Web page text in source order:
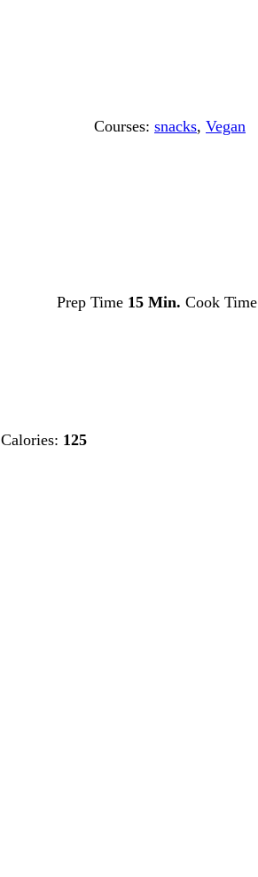
Courses: snacks, Vegan
Prep Time 15 Min. Cook Time
Calories: 125